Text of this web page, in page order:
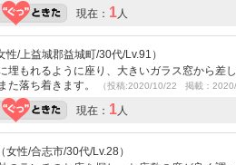
現在： 1人
性/上益城郡益城町/30代/Lv.91）
埋もれるように座り、大きいガラス窓から差
た落ち着きます。
（投稿:2020/10/22 掲載：2020/
現在： 1人
女性/合志市/30代/Lv.28）